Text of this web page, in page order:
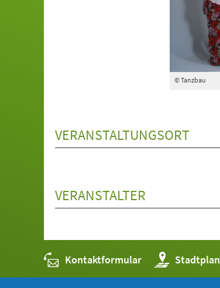
© Tanzbau
VERANSTALTUNGSORT
VERANSTALTER
Kontaktformular Stadtplan
(Öffnet
in
einem